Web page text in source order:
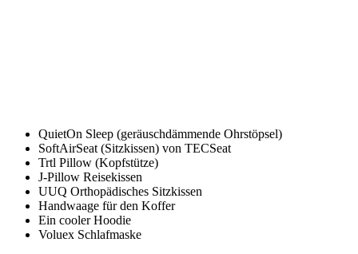
QuietOn Sleep (geräuschdämmende Ohrstöpsel)
SoftAirSeat (Sitzkissen) von TECSeat
Trtl Pillow (Kopfstütze)
J-Pillow Reisekissen
UUQ Orthopädisches Sitzkissen
Handwaage für den Koffer
Ein cooler Hoodie
Voluex Schlafmaske